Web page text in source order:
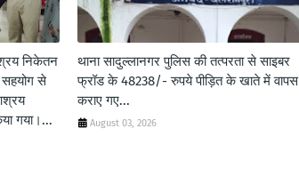
निकेतन
सहयोग से
गया।...
थाना सादुल्लानगर पुलिस की तत्परता से साइबर
फ्रॉड के 48238/- रुपये पीड़ित के खाते में वापस
कराए गए...
August 03, 2026